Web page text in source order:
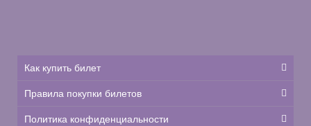
Как купить билет
Правила покупки билетов
Политика конфиденциальности